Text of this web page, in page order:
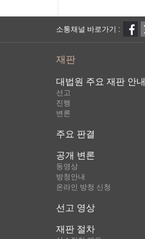
소통채널 바로가기 :
재판
대법원 주요 재판 안내
선고
진행
변론
주요 판결
공개 변론
동영상
방청안내
온라인 방청 신청
선고 영상
재판 절차